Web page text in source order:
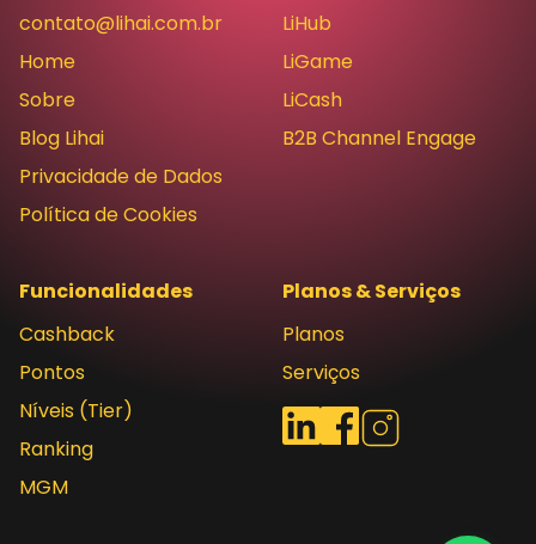
contato@lihai.com.br
Home
Sobre
Blog Lihai
Privacidade de Dados
Política de Cookies
LiHub
LiGame
LiCash
B2B Channel Engage
Funcionalidades
Cashback
Pontos
Níveis (Tier)
Ranking
MGM
Planos & Serviços
Planos
Serviços
Redes sociais
LinkedInFacebook
Instagram